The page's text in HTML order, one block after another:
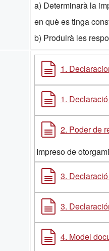
a) Determinarà la
en què es tinga
b) Produirà les
1.
1.
2. Poder de
Impreso de
3.
3.
4. Model